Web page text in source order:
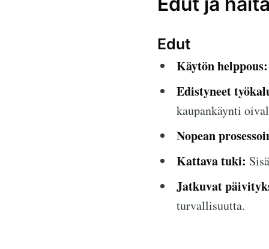
Edut
Käytön helppous:
Edistyneet
kaupankäynti
Nopean
Kattava tuki:
Jatkuvat
turvallisuutta.